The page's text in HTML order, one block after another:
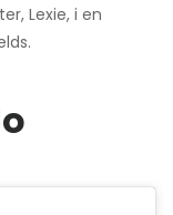
Lexie, i en